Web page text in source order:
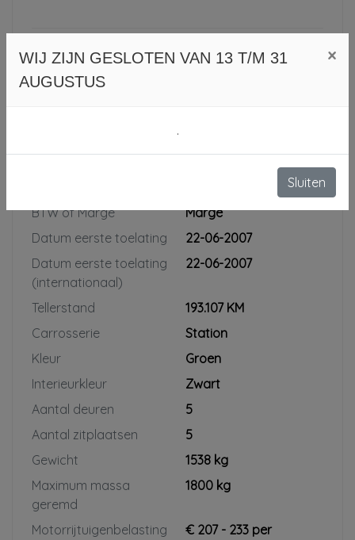
Meer afleverpakketten
Specificaties
BTW of Marge
Marge
Datum eerste toelating
22-06-2007
Datum eerste toelating
(internationaal)
22-06-2007
Tellerstand
193.107 KM
Carrosserie
Station
Kleur
Groen
Interieurkleur
Zwart
Aantal deuren
5
Aantal zitplaatsen
5
Gewicht
1538 kg
Maximum massa
geremd
1800 kg
Motorrijtuigenbelasting
€ 207 - 233 per
WIJ ZIJN GESLOTEN VAN 13 T/M 31
AUGUSTUS
×
.
Sluiten